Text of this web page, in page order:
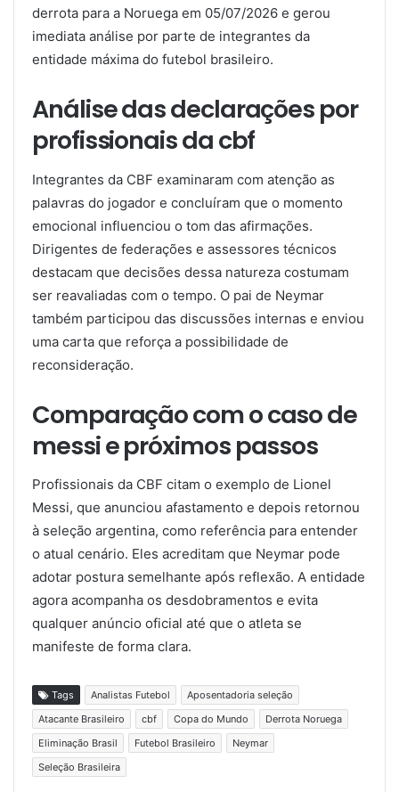
derrota para a Noruega em 05/07/2026 e gerou
imediata análise por parte de integrantes da
entidade máxima do futebol brasileiro.
Análise das declarações por
profissionais da cbf
Integrantes da CBF examinaram com atenção as
palavras do jogador e concluíram que o momento
emocional influenciou o tom das afirmações.
Dirigentes de federações e assessores técnicos
destacam que decisões dessa natureza costumam
ser reavaliadas com o tempo. O pai de Neymar
também participou das discussões internas e enviou
uma carta que reforça a possibilidade de
reconsideração.
Comparação com o caso de
messi e próximos passos
Profissionais da CBF citam o exemplo de Lionel
Messi, que anunciou afastamento e depois retornou
à seleção argentina, como referência para entender
o atual cenário. Eles acreditam que Neymar pode
adotar postura semelhante após reflexão. A entidade
agora acompanha os desdobramentos e evita
qualquer anúncio oficial até que o atleta se
manifeste de forma clara.
Tags Analistas Futebol
Aposentadoria seleção
Atacante Brasileiro
cbf Copa do Mundo
Derrota Noruega
Eliminação Brasil
Futebol Brasileiro
Neymar
Seleção Brasileira